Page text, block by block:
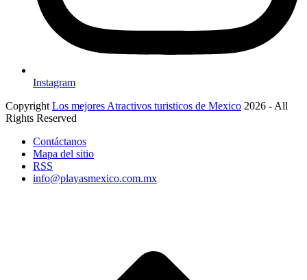
Instagram
Copyright Los mejores Atractivos turisticos de Mexico 2026 - All
Rights Reserved
Contáctanos
Mapa del sitio
RSS
info@playasmexico.com.mx